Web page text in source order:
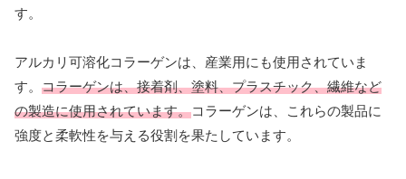
す。
アルカリ可溶化コラーゲンは、産業用にも使用されていま
す。 コラーゲンは、接着剤、塗料、プラスチック、繊維など
の製造に使用されています。コラーゲンは、これらの製品に
強度と柔軟性を与える役割を果たしています。